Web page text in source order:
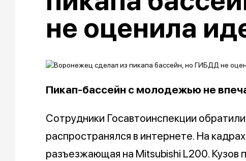
не оценила
Пикап-бассейн с молодежью не
Сотрудники Госавтоинспекции
распространялся в интернете. На
разъезжающая на Mitsubishi L200. Кузов